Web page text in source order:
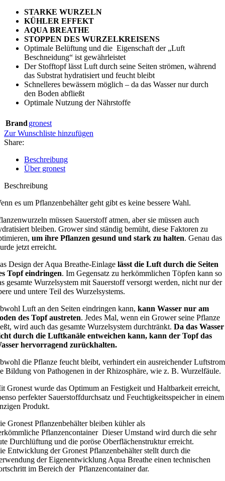
STARKE WURZELN
KÜHLER EFFEKT
AQUA BREATHE
STOPPEN DES WURZELKREISENS
Optimale Belüftung und die Eigenschaft der „Luft
Beschneidung“ ist gewährleistet
Der Stofftopf lässt Luft durch seine Seiten strömen, während
das Substrat hydratisiert und feucht bleibt
Schnelleres bewässern möglich – da das Wasser nur durch
den Boden abfließt
Optimale Nutzung der Nährstoffe
Brand gronest
Zur Wunschliste hinzufügen
Share:
Beschreibung
Über gronest
Beschreibung
es um Pflanzenbehälter geht gibt es keine bessere Wahl.
müssen Sauerstoff atmen, aber sie müssen auch
bleiben. Grower sind ständig bemüht, diese Faktoren zu
um ihre Pflanzen gesund und stark zu halten. Genau das
jetzt erreicht.
Design der Aqua Breathe-Einlage lässt die Luft durch die Seiten
Topf eindringen. Im Gegensatz zu herkömmlichen Töpfen kann so
gesamte Wurzelsystem mit Sauerstoff versorgt werden, nicht nur der
und untere Teil des Wurzelsystems.
Luft an den Seiten eindringen kann, kann Wasser nur am
des Topf austreten. Jedes Mal, wenn ein Grower seine Pflanze
wird auch das gesamte Wurzelsystem durchtränkt. Da das Wasser
durch die Luftkanäle entweichen kann, kann der Topf das
hervorragend zurückhalten.
die Pflanze feucht bleibt, verhindert ein ausreichender Luftstrom
Bildung von Pathogenen in der Rhizosphäre, wie z. B. Wurzelfäule.
Gronest wurde das Optimum an Festigkeit und Haltbarkeit erreicht,
perfekter Sauerstoffdurchsatz und Feuchtigkeitsspeicher in einem
Produkt.
Gronest Pflanzenbehälter bleiben kühler als
Pflanzencontainer Dieser Umstand wird durch die sehr
Durchlüftung und die poröse Oberflächenstruktur erreicht.
Entwicklung der Gronest Pflanzenbehälter stellt durch die
der Eigenentwicklung Aqua Breathe einen technischen
im Bereich der Pflanzencontainer dar.